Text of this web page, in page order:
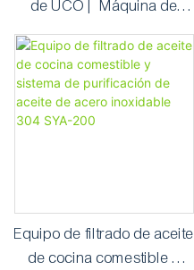
de UCO | Máquina de
filtración y pretratamiento
de aceite biodiésel serie
COP
Equipo de filtrado de aceite
de cocina comestible y